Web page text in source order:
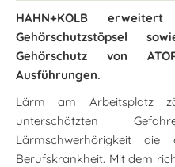
HAHN+KOLB
Gehörschutzstöpsel
Gehörschutz von
Ausführungen.
Lärm am Arbeitsplatz
unterschätzten
Lärmschwerhörigkeit
Berufskrankheit. Mit dem